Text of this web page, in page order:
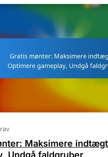
Maksimere